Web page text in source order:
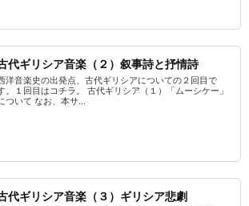
代ギリシア音楽（２）叙事詩と抒情詩
洋音楽史の出発点、古代ギリシアについての２回目で
。１回目はコチラ。 古代ギリシア（１）「ムーシケー」
ついて なお、本サ...
代ギリシア音楽（３）ギリシア悲劇